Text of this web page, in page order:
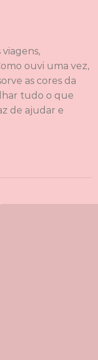
ouvi uma vez,
as cores da
tudo o que
de ajudar e